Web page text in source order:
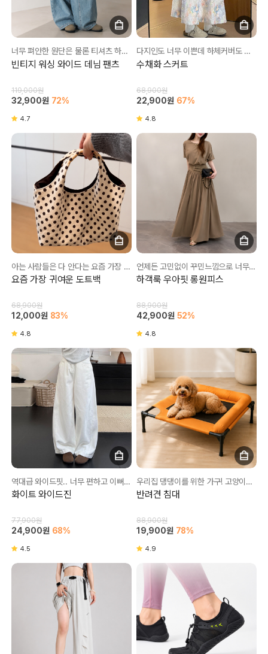
너무 펴안한 원단은 물론 티셔츠 하나만 입어도 꾸민 느낌!
빈티지 워싱 와이드 데님 팬츠
119,000원
32,900원 72%
4.7
다지인도 너무 이쁜데 하체커버도 완벽💛
수채화 스커트
68,900원
22,900원 67%
4.8
아는 사람들은 다 안다는 요즘 가장 핫한 가방💥
요즘 가장 귀여운 도트백
68,900원
12,000원 83%
4.8
언제든 고민없이 꾸민느낌으로 너무 좋아요👍
하객룩 우아핏 롱원피스
88,900원
42,900원 52%
4.8
역대급 와이드핏.. 너무 편하고 이뻐요💛
화이트 와이드진
77,900원
24,900원 68%
4.5
우리집 댕댕이를 위한 가구! 고양이도 좋으하는건 덤❤
반려견 침대
88,900원
19,900원 78%
4.9